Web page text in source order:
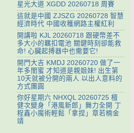
星光大道 XGDD 20260718 周賽
這就是中國 ZJSZG 20260728 智慧
經濟時代 中國收穫網路主權紅利
開講啦 KJL 20260718 跟硬幣差不
多大小的羈扣電池 關鍵時刻卻能救
命! 心臟起搏器中也需要它!
開門大吉 KMDJ 20260720 做了一
年多閨蜜 才知道是親姐妹! 出生第
10天就被分開的兩人 以出人意料的
方式團圓
你好星期六 NHXQL 20260725 檀
健次變身「港風新郎」舞力全開 丁
程鑫小魔術輕鬆「拿捏」章若楠金
靖